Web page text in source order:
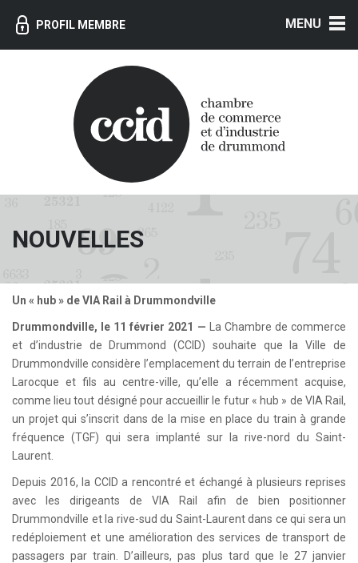
PROFIL MEMBRE
NOUVELLES
Un « hub » de VIA Rail à Drummondville
Drummondville, le 11 février 2021 —
La Chambre de commerce
et d’industrie de Drummond (CCID) souhaite que la Ville de
Drummondville considère l’emplacement du terrain de l’entreprise
Larocque et fils au centre-ville, qu’elle a récemment acquise,
comme lieu tout désigné pour accueillir le futur « hub » de VIA Rail,
un projet qui s’inscrit dans de la mise en place du train à grande
fréquence (TGF) qui sera implanté sur la rive-nord du Saint-
Laurent.
Depuis 2016, la CCID a rencontré et échangé à plusieurs reprises
avec les dirigeants de VIA Rail afin de bien positionner
Drummondville et la rive-sud du Saint-Laurent dans ce qui sera un
redéploiement et une amélioration des services de transport de
passagers par train. D’ailleurs, pas plus tard que le 27 janvier
MENU